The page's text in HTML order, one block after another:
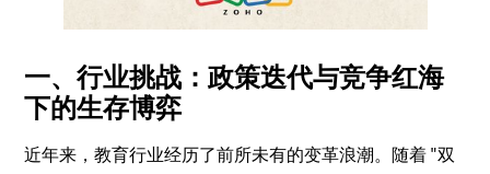
一、行业挑战：政策迭代与竞争红海
下的生存博弈
近年来，教育行业经历了前所未有的变革浪潮。随着 "双